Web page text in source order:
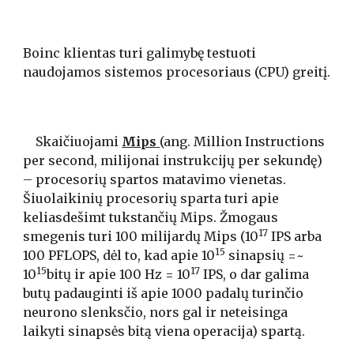
Boinc klientas turi galimybę testuoti
naudojamos sistemos procesoriaus (CPU) greitį.
    Skaičiuojami
Mips (ang. Million Instructions
per second, milijonai instrukcijų per sekundę)
– procesorių spartos matavimo vienetas.
Šiuolaikinių procesorių sparta turi apie
keliasdešimt tukstančių Mips. Žmogaus
smegenis turi 100 milijardų Mips (1017 IPS arba
100 PFLOPS, dėl to, kad apie 1015 sinapsių =~
1015bitų ir apie 100 Hz = 1017 IPS, o dar galima
butų padauginti iš apie 1000 padalų turinčio
neurono slenksčio, nors gal ir neteisinga
laikyti sinapsės bitą viena operacija) spartą.